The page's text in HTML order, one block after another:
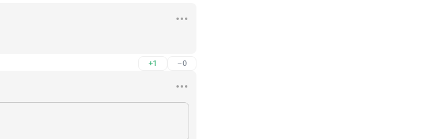
+1 –0